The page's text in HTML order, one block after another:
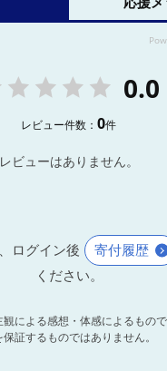
0.0
レビュー件数：0件
レビューはありません。
ログイン後 寄付履歴
ください。
による感想・体感によるもの
保証するものではありません。